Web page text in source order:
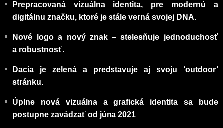
Prepracovaná vizuálna identita, pre modernú a
digitálnu značku, ktoré je stále verná svojej DNA.
Nové logo a nový znak – stelesňuje jednoduchosť
a robustnosť.
Dacia je zelená a predstavuje aj svoju ‘outdoor’
stránku.
Úplne nová vizuálna a grafická identita sa bude
postupne zavádzať od júna 2021